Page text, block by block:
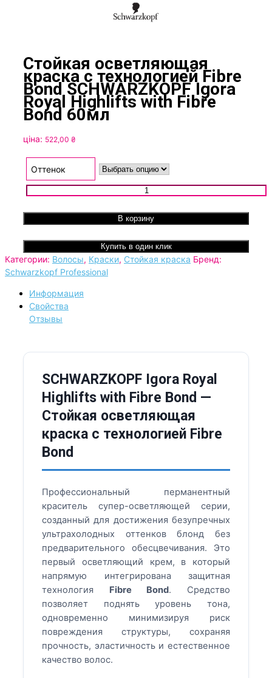
Стойкая осветляющая
краска с технологией Fibre
Bond SCHWARZKOPF Igora
Royal Highlifts with Fibre
Bond 60мл
ціна: 522,00 ₴
Оттенок
Количество товара Стойкая осветляющая краска с
60мл
В корзину
Купить в один клик
Категории: Волосы, Краски, Стойкая краска Бренд:
Schwarzkopf Professional
Информация
Свойства
Отзывы
SCHWARZKOPF Igora Royal
Highlifts with Fibre Bond —
Стойкая осветляющая
краска с технологией Fibre
Bond
Профессиональный перманентный
краситель супер-осветляющей серии,
созданный для достижения безупречных
ультрахолодных оттенков блонд без
предварительного обесцвечивания. Это
первый осветляющий крем, в который
напрямую интегрирована защитная
технология Fibre Bond. Средство
позволяет поднять уровень тона,
одновременно минимизируя риск
повреждения структуры, сохраняя
прочность, эластичность и естественное
качество волос.